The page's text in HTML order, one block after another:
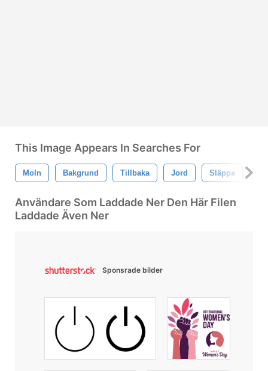
This Image Appears In Searches For
Moln Bakgrund Tillbaka Jord Släppa
Användare Som Laddade Ner Den Här Filen
Laddade Även Ner
Sponsrade bilder